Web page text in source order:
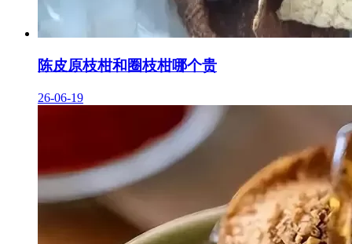
陈皮原枝柑和圈枝柑哪个贵
26-06-19